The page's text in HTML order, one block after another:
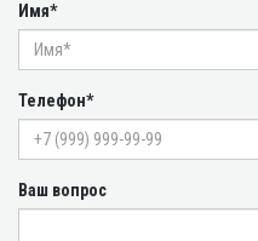
Имя*
Телефон*
Ваш вопрос